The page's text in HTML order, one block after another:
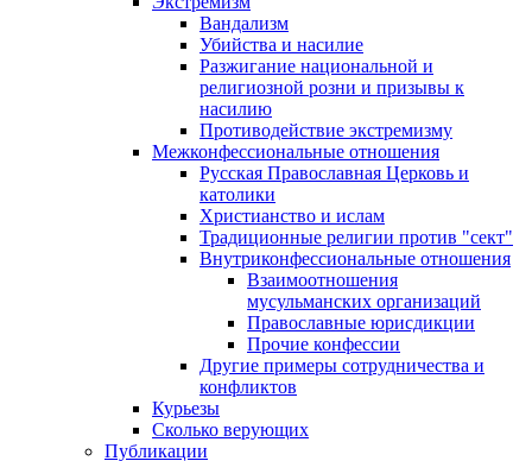
Вандализм
Убийства и насилие
Разжигание национальной и
религиозной розни и призывы к
насилию
Противодействие экстремизму
Межконфессиональные отношения
Русская Православная Церковь и
католики
Христианство и ислам
Традиционные религии против "сект"
Внутриконфессиональные отношения
Взаимоотношения
мусульманских организаций
Православные юрисдикции
Прочие конфессии
Другие примеры сотрудничества и
конфликтов
Курьезы
Сколько верующих
Публикации